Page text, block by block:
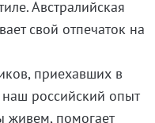
Австралийская
свой отпечаток на
приехавших в
российский опыт
живем, помогает